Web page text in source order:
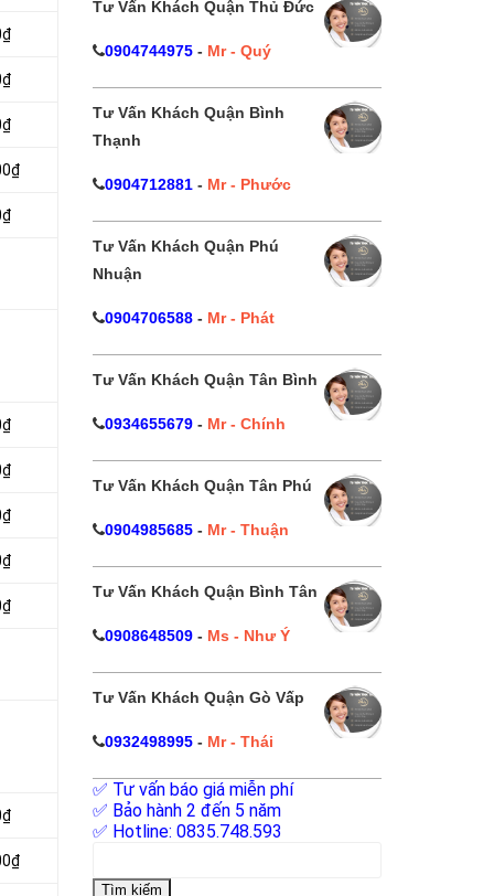
Tư Vấn Khách Quận Thủ Đức
0904744975- Mr - Quý
Tư Vấn Khách Quận Bình
Thạnh
0904712881- Mr - Phước
Tư Vấn Khách Quận Phú
Nhuận
0904706588- Mr - Phát
Tư Vấn Khách Quận Tân Bình
0934655679- Mr - Chính
Tư Vấn Khách Quận Tân Phú
0904985685- Mr - Thuận
Tư Vấn Khách Quận Bình Tân
0908648509- Ms - Như Ý
Tư Vấn Khách Quận Gò Vấp
0932498995- Mr - Thái
✅ Tư vấn báo giá miễn phí
✅ Bảo hành 2 đến 5 năm
✅ Hotline: 0835.748.593